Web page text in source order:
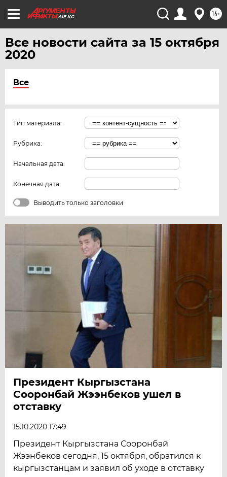
AIF.KG 16+
ЮГРА
ЯКУТИЯ
ЯМАЛ
ЯРОСЛАВЛЬ
Все новости сайта за 15 октября
2020
Все
Тип материала:
Рубрика:
Начальная дата:
Конечная дата:
Выводить только заголовки
Президент Кыргызстана
Сооронбай Жээнбеков ушел в
отставку
15.10.2020 17:49
Президент Кыргызстана Сооронбай
Жээнбеков сегодня, 15 октября, обратился к
кыргызстанцам и заявил об уходе в отставку